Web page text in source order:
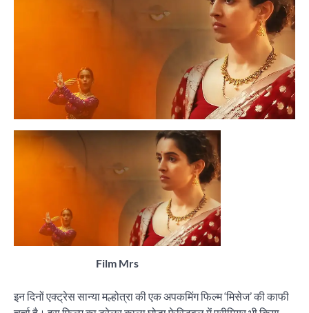
Film Mrs
इन दिनों एक्ट्रेस सान्या मल्होत्रा की एक अपकमिंग फिल्म ‘मिसेज’ की काफी